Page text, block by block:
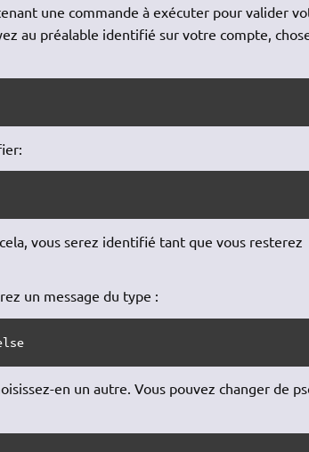
une commande à exécuter pour valider
au préalable identifié sur votre compte,
vous serez identifié tant que vous resterez
un message du type :
en un autre. Vous pouvez changer de